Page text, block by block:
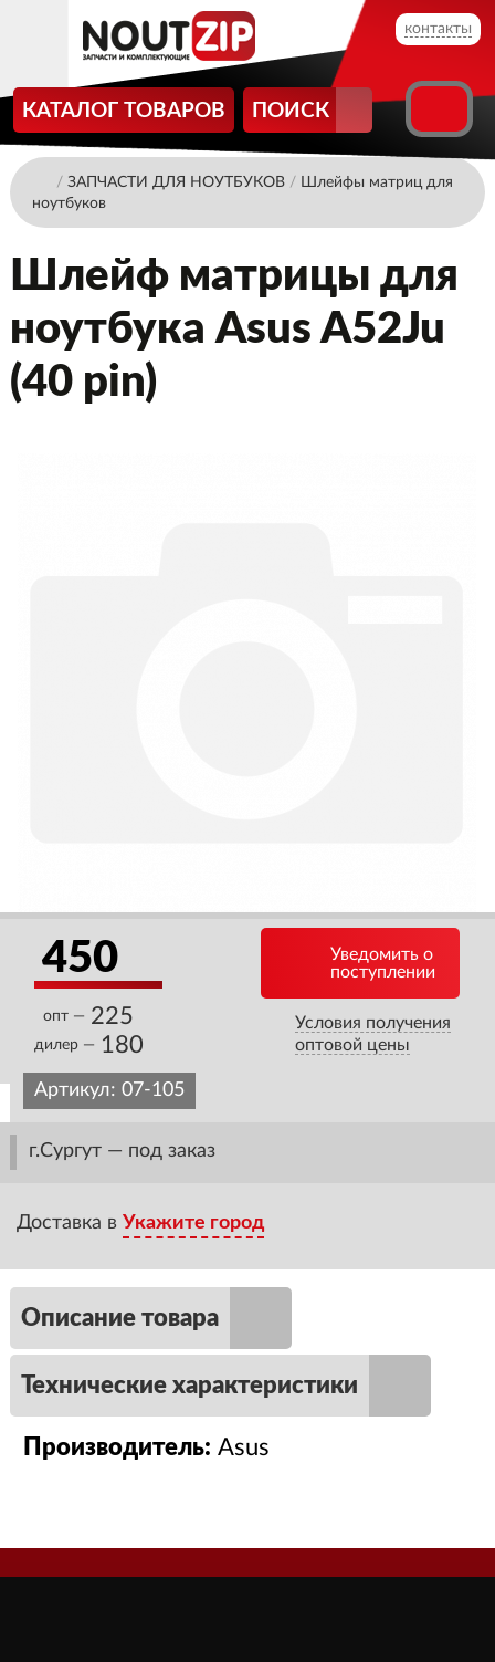
контакты
КАТАЛОГ ТОВАРОВ ПОИСК
/ ЗАПЧАСТИ ДЛЯ НОУТБУКОВ/ Шлейфы матриц для
ноутбуков
Шлейф матрицы для
ноутбука Asus A52Ju
(40 pin)
450
опт — 225
дилер — 180
Уведомить о
поступлении
Условия получения
оптовой цены
Артикул: 07-105
г.Сургут — под заказ
Доставка в Укажите город
Описание товара
Технические характеристики
Производитель: Asus